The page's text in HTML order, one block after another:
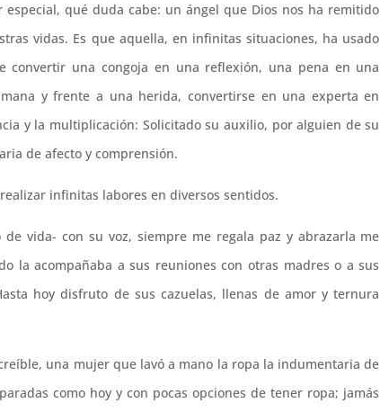
qué duda cabe: un ángel que Dios nos ha remitido
vidas. Es que aquella, en infinitas situaciones, ha usado
convertir una congoja en una reflexión, una pena en una
y frente a una herida, convertirse en una experta en
y la multiplicación: Solicitado su auxilio, por alguien de su
de afecto y comprensión.
infinitas labores en diversos sentidos.
vida- con su voz, siempre me regala paz y abrazarla me
la acompañaba a sus reuniones con otras madres o a sus
hoy disfruto de sus cazuelas, llenas de amor y ternura
una mujer que lavó a mano la ropa la indumentaria de
como hoy y con pocas opciones de tener ropa; jamás